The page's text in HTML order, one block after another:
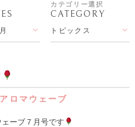
カテゴリー選択
CATEGORY
トピックス
アロマウェーブ
ェーブ７月号です